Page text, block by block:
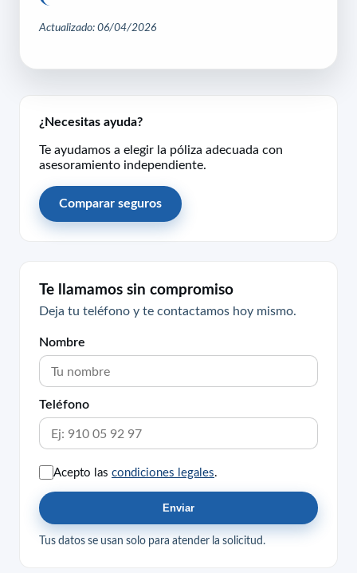
Actualizado: 06/04/2026
¿Necesitas ayuda?
Te ayudamos a elegir la póliza adecuada con
asesoramiento independiente.
Comparar seguros
Te llamamos sin compromiso
Deja tu teléfono y te contactamos hoy mismo.
Nombre
Teléfono
Acepto las condiciones legales.
Enviar
Tus datos se usan solo para atender la solicitud.